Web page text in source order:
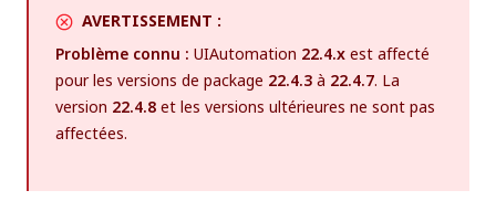
AVERTISSEMENT :
Problème connu : UIAutomation 22.4.xest affecté
pour les versions de package 22.4.3à 22.4.7. La
version 22.4.8et les versions ultérieures ne sont pas
affectées.